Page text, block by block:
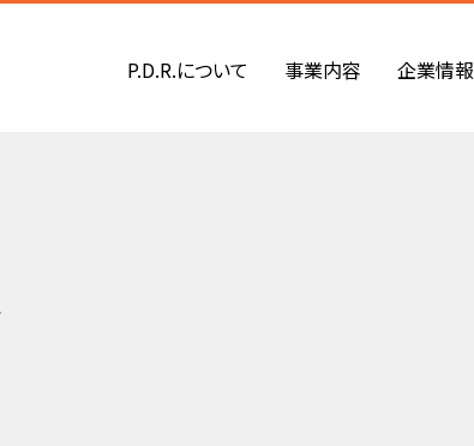
P.D.R.について 事業内容 企業情報